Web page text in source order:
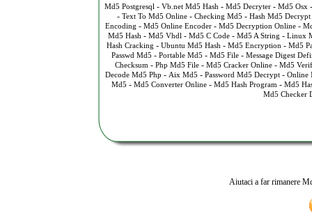
Md5 Postgresql - Vb.net Md5 Hash - Md5 Decryter - Md5 Osx
- Text To Md5 Online- Checking Md5 - Hash Md5 Decrypt
Encoding - Md5 Online Encoder- Md5 Decryption Online-
Md5 Hash - Md5 Vhdl - Md5 C Code- Md5 A String - Linux
Hash Cracking - Ubuntu Md5 Hash - Md5 Encryption - Md5
Passwd Md5 - Portable Md5 - Md5 File- Message Digest
Checksum - Php Md5 File - Md5 Cracker Online - Md5
Decode Md5 Php - Aix Md5 - Password Md5 Decrypt - Online
Md5 - Md5 Converter Online- Md5 Hash Program - Md5
Md5 Checker
Aiutaci a far rimanere